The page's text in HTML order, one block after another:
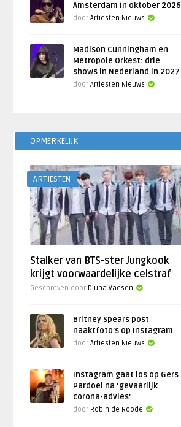
Amsterdam in oktober 2026
doorArtiesten Nieuws
Madison Cunningham en
Metropole Orkest: drie
shows in Nederland in 2027
doorArtiesten Nieuws
OPMERKELIJK
ARTIESTEN
Stalker van BTS-ster Jungkook
krijgt voorwaardelijke celstraf
Geschreven door Djuna Vaesen
Britney Spears post
naaktfoto’s op Instagram
doorArtiesten Nieuws
Instagram gaat los op Gers
Pardoel na ‘gevaarlijk
corona-advies’
door Robin de Roode